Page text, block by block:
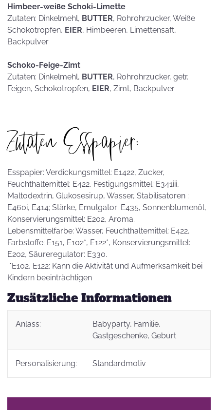
Himbeer-weiße Schoki-Limette
Zutaten: Dinkelmehl, BUTTER, Rohrohrzucker, Weiße
Schokotropfen, EIER, Himbeeren, Limettensaft,
Backpulver
Schoko-Feige-Zimt
Zutaten: Dinkelmehl, BUTTER, Rohrohrzucker, getr.
Feigen, Schokotropfen, EIER, Zimt, Backpulver
Zutaten Esspapier:
Esspapier: Verdickungsmittel: E1422, Zucker,
Feuchthaltemittel: E422, Festigungsmittel: E341iii,
Maltodextrin, Glukosesirup, Wasser, Stabilisatoren :
E460i, E414; Stärke, Emulgator: E435, Sonnenblumenöl,
Konservierungsmittel: E202, Aroma.
Lebensmittelfarbe: Wasser, Feuchthaltemittel: E422,
Farbstoffe: E151, E102*, E122*, Konservierungsmittel:
E202, Säureregulator: E330.
*E102, E122: Kann die Aktivität und Aufmerksamkeit bei
Kindern beeinträchtigen
Zusätzliche Informationen
Anlass: Babyparty, Familie,
Gastgeschenke, Geburt
Personalisierung: Standardmotiv